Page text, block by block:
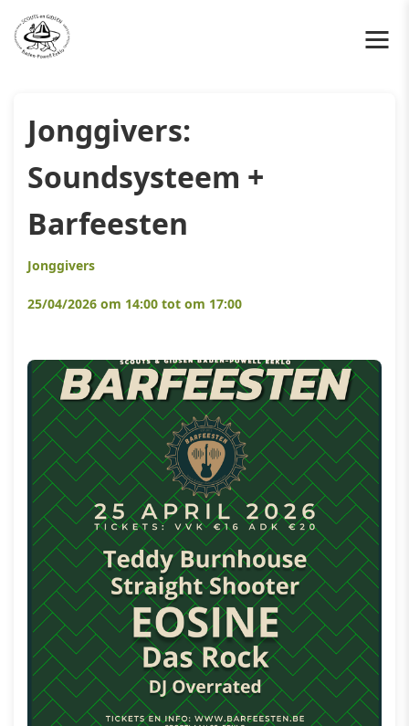
Jonggivers:
Soundsysteem +
Barfeesten
Jonggivers
25/04/2026 om 14:00 tot om 17:00